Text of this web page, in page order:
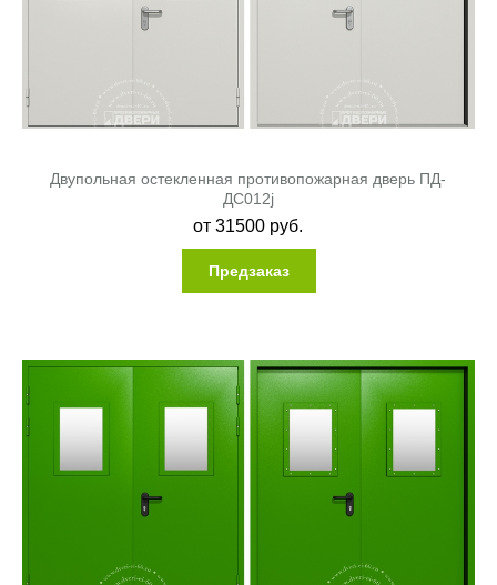
Двупольная остекленная противопожарная дверь ПД-
ДC012j
от31500 руб.
Предзаказ